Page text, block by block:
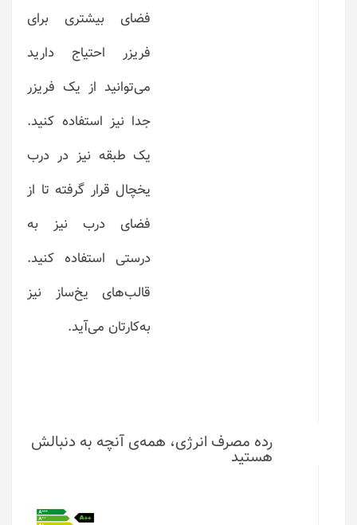
فضای بیشتری برای
فریزر احتیاج دارید
می‌توانید از یک فریزر
جدا نیز استفاده کنید.
یک طبقه نیز در درب
یخچال قرار گرفته تا از
فضای درب نیز به
درستی استفاده کنید.
قالب‌های یخ‌ساز نیز
به‌کارتان می‌آید.
رده مصرف انرژی، همه‌ی آنچه به دنبالش
هستید